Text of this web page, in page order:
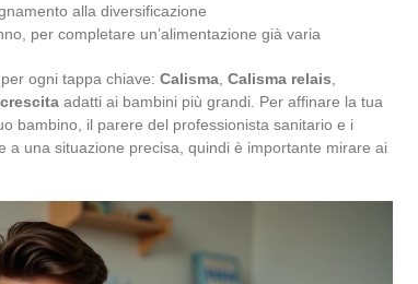
alla diversificazione
per completare un’alimentazione già varia
ogni tappa chiave: Calisma Calisma relais
adatti ai bambini più grandi. Per affinare la tua
bambino, il parere del professionista sanitario e i
a una situazione precisa, quindi è importante mirare ai